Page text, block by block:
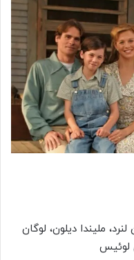
ملیندا دیلون، لوگان
لوئیس